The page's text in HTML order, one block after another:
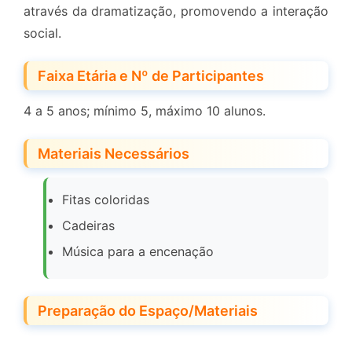
através da dramatização, promovendo a interação
social.
Faixa Etária e Nº de Participantes
4 a 5 anos; mínimo 5, máximo 10 alunos.
Materiais Necessários
Fitas coloridas
Cadeiras
Música para a encenação
Preparação do Espaço/Materiais